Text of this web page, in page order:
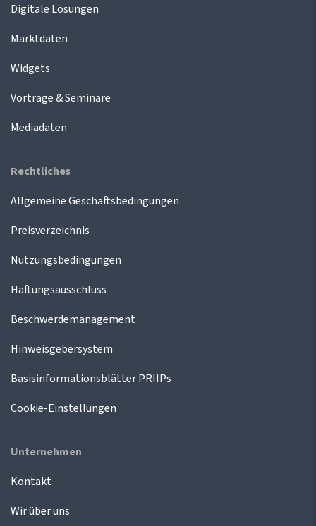
Digitale Lösungen
Marktdaten
Widgets
Vorträge & Seminare
Mediadaten
Rechtliches
Allgemeine Geschäftsbedingungen
Preisverzeichnis
Nutzungsbedingungen
Haftungsausschluss
Beschwerdemanagement
Hinweisgebersystem
Basisinformationsblätter PRIIPs
Cookie-Einstellungen
Unternehmen
Kontakt
Wir über uns